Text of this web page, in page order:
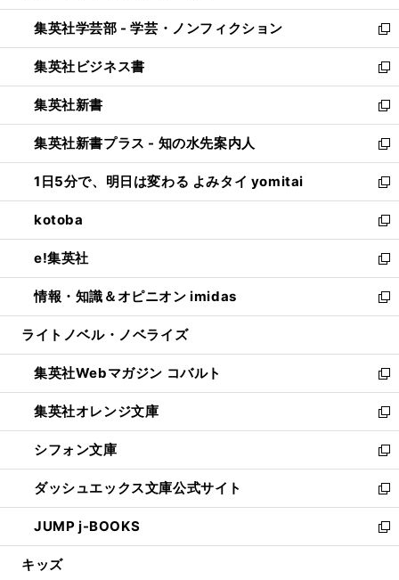
開
く
ウ
で
開
く
ン
ド
ウ
で
開
く
ウ
ィ
ン
ド
ウ
で
開
く
集英社学芸部 - 学芸・ノンフィクション
新
し
い
ウ
ィ
ン
ド
ウ
で
開
く
集英社ビジネス書
新
し
い
ウ
ィ
ン
ド
ウ
で
開
く
集英社新書
新
し
い
ウ
ィ
ン
ド
ウ
で
開
く
集英社新書プラス - 知の水先案内人
新
し
い
ウ
ィ
ン
ド
ウ
で
開
1日5分で、明日は変わる よみタイ yomitai
新
し
い
ウ
ィ
ン
ド
ウ
開
く
kotoba
新
し
い
ウ
ィ
ン
ウ
で
開
く
e!集英社
新
し
い
ウ
ン
ド
ウ
で
開
く
情報・知識＆オピニオン imidas
新
し
ウ
ィ
ン
ド
ウ
で
開
く
ライトノベル・ノベライズ
集英社Webマガジン コバルト
新
し
い
ウ
ィ
ン
ド
ウ
で
開
集英社オレンジ文庫
新
し
い
ウ
ィ
ン
ド
ウ
シフォン文庫
新
し
い
ウ
ィ
ン
ダッシュエックス文庫公式サイト
新
し
い
ウ
JUMP j-BOOKS
新
し
キッズ